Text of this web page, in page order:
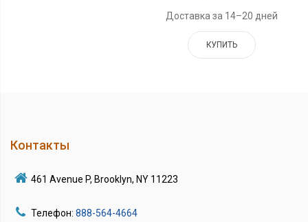
Доставка за 14–20 дней
КУПИТЬ
Контакты
461 Avenue P, Brooklyn, NY 11223
Телефон: 888-564-4664